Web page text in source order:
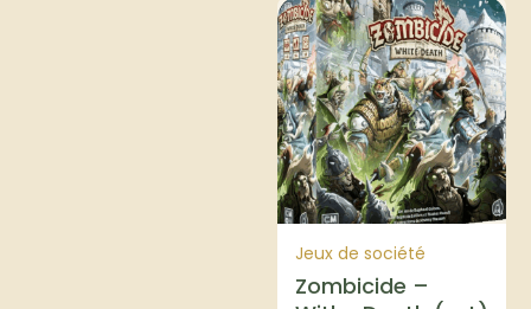
Jeux de société
Zombicide –